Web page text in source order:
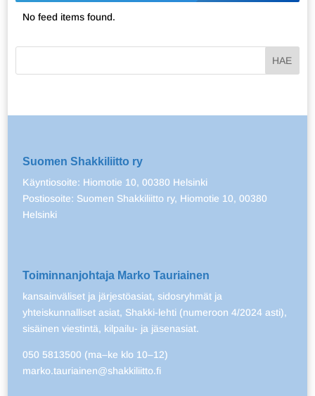
No feed items found.
Suomen Shakkiliitto ry
Käyntiosoite: Hiomotie 10, 00380 Helsinki
Postiosoite: Suomen Shakkiliitto ry, Hiomotie 10, 00380
Helsinki
Toiminnanjohtaja Marko Tauriainen
kansainväliset ja järjestöasiat, sidosryhmät ja
yhteiskunnalliset asiat, Shakki-lehti (numeroon 4/2024 asti),
sisäinen viestintä, kilpailu- ja jäsenasiat.
050 5813500 (ma–ke klo 10–12)
marko.tauriainen@shakkiliitto.fi